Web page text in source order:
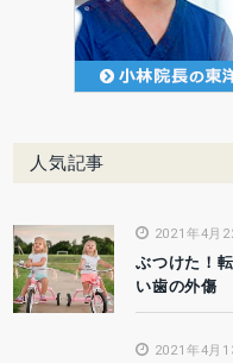
人気記事
2021年4月
ぶつけた！
い歯の外傷
2021年4月